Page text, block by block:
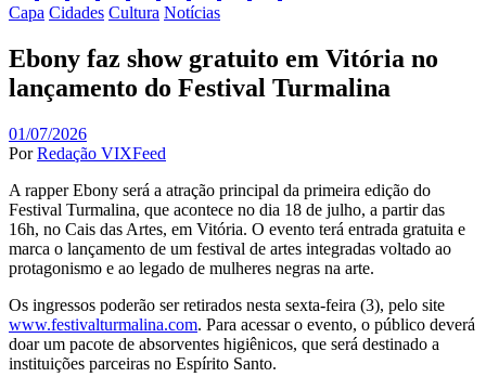
Capa Cidades Cultura Notícias
Ebony faz show gratuito em Vitória no
lançamento do Festival Turmalina
01/07/2026
Por Redação VIXFeed
A rapper Ebony será a atração principal da primeira edição do
Festival Turmalina, que acontece no dia 18 de julho, a partir das
16h, no Cais das Artes, em Vitória. O evento terá entrada gratuita e
marca o lançamento de um festival de artes integradas voltado ao
protagonismo e ao legado de mulheres negras na arte.
Os ingressos poderão ser retirados nesta sexta-feira (3), pelo site
www.festivalturmalina.com. Para acessar o evento, o público deverá
doar um pacote de absorventes higiênicos, que será destinado a
instituições parceiras no Espírito Santo.